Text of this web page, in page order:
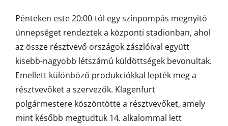
Pénteken este 20:00-tól egy színpompás megnyitó
ünnepséget rendeztek a központi stadionban, ahol
az össze résztvevő országok zászlóival együtt
kisebb-nagyobb létszámú küldöttségek bevonultak.
Emellett különböző produkciókkal lepték meg a
résztvevőket a szervezők. Klagenfurt
polgármestere köszöntötte a résztvevőket, amely
mint később megtudtuk 14. alkalommal lett